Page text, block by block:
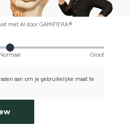
met AI door GAMIFIERA.®
Normaal Groot
aan om je gebruikelijke maat te